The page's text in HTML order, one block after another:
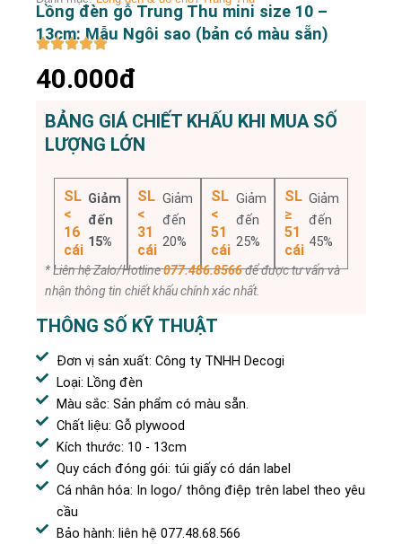
Lồng đèn gỗ Trung Thu mini size 10 –
13cm: Mẫu Ngôi sao (bản có màu sẵn)
40.000đ
BẢNG GIÁ CHIẾT KHẤU KHI MUA SỐ
LƯỢNG LỚN
SL
<
16
cái
Giảm
đến
15%
SL
<
31
cái
Giảm
đến
20%
SL
<
51
cái
Giảm
đến
25%
SL
≥
51
cái
Giảm
đến
45%
* Liên hệ Zalo/Hotline077.486.8566để được tư vấn và
nhận thông tin chiết khấu chính xác nhất.
THÔNG SỐ KỸ THUẬT
Đơn vị sản xuất: Công ty TNHH Decogi
Loại: Lồng đèn
Màu sắc: Sản phẩm có màu sẵn.
Chất liệu: Gỗ plywood
Kích thước: 10 - 13cm
Quy cách đóng gói: túi giấy có dán label
Cá nhân hóa: In logo/ thông điệp trên label theo yêu
cầu
Bảo hành: liên hệ 077.48.68.566